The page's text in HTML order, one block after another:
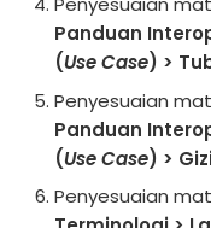
Panduan
(Use Case) >
Penyesuaian
Panduan
(Use Case) >
Penyesuaian